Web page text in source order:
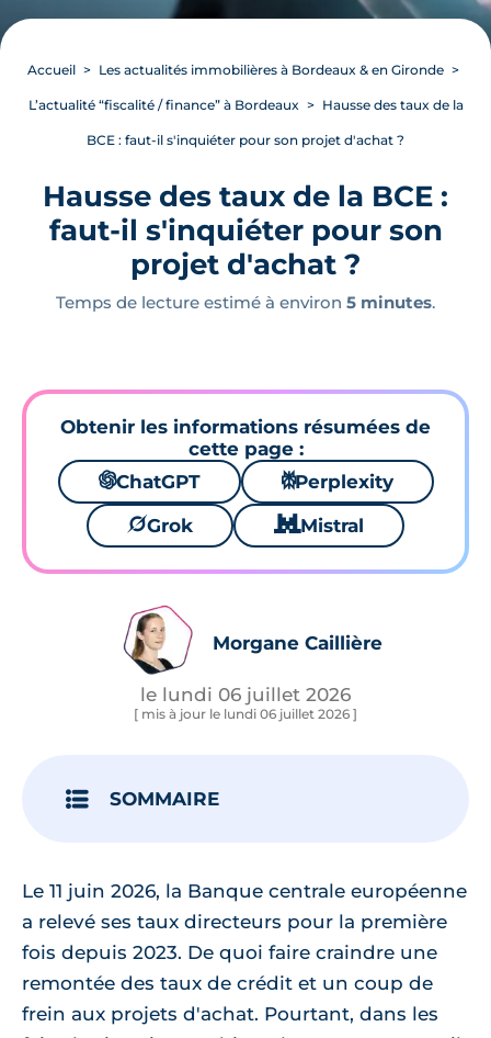
Accueil Les actualités immobilières à Bordeaux & en Gironde
L’actualité “fiscalité / finance” à Bordeaux Hausse des taux de la
BCE : faut-il s'inquiéter pour son projet d'achat ?
Hausse des taux de la BCE :
faut-il s'inquiéter pour son
projet d'achat ?
Temps de lecture estimé à environ 5 minutes.
Obtenir les informations résumées de
cette page :
🌌ChatGPT ⚙Perplexity
🪐Grok 🐱 Mistral
Morgane Caillière
le lundi 06 juillet 2026
[ mis à jour le lundi 06 juillet 2026 ]
SOMMAIRE
Le 11 juin 2026, la Banque centrale européenne
a relevé ses taux directeurs pour la première
fois depuis 2023. De quoi faire craindre une
remontée des taux de crédit et un coup de
frein aux projets d'achat. Pourtant, dans les